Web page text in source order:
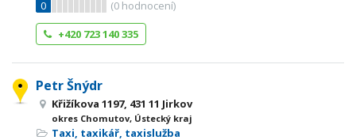
0
(0 hodnocení)
+420 723 140 335
Petr Šnýdr
Křižíkova 1197, 431 11 Jirkov
okres Chomutov, Ústecký kraj
Taxi, taxikář, taxislužba